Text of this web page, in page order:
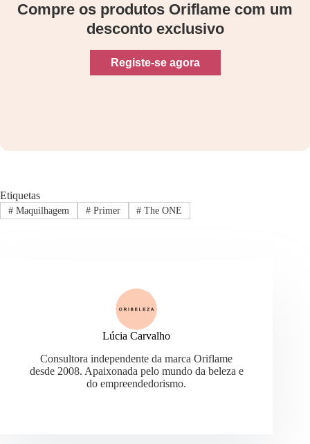
Compre os produtos Oriflame com um
desconto exclusivo
Registe-se agora
Etiquetas
#Maquilhagem #Primer # The ONE
Lúcia Carvalho
Consultora independente da marca Oriflame
desde 2008. Apaixonada pelo mundo da beleza e
do empreendedorismo.